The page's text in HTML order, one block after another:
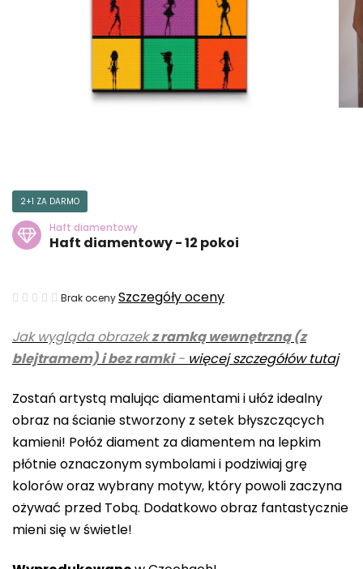
Jak wygląda obrazekz ramką wewnętrzną (z
blejtramem) i bez ramki- więcej szczegółów tutaj
Zostań artystą malując diamentami i ułóż idealny
obraz na ścianie stworzony z setek błyszczących
kamieni! Połóż diament za diamentem na lepkim
płótnie oznaczonym symbolami i podziwiaj grę
kolorów oraz wybrany motyw, który powoli zaczyna
ożywać przed Tobą. Dodatkowo obraz fantastycznie
mieni się w świetle!
2+1 ZA DARMO
Haft diamentowy
Haft diamentowy - 12 pokoi
Średnia
produktu
wynosi
na
5
gwiazdek.
Brak ocenySzczegóły oceny